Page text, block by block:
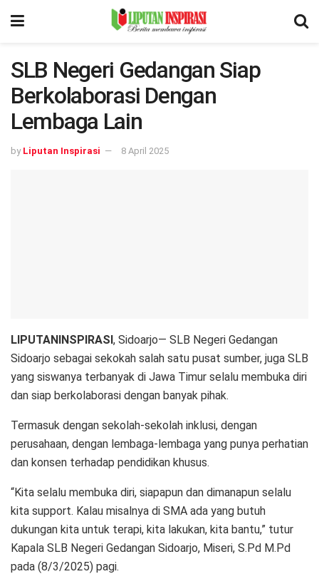
SLB Negeri Gedangan Siap
Berkolaborasi Dengan
Lembaga Lain
by Liputan Inspirasi 8 April 2025
LIPUTANINSPIRASI, Sidoarjo— SLB Negeri Gedangan
Sidoarjo sebagai sekokah salah satu pusat sumber, juga SLB
yang siswanya terbanyak di Jawa Timur selalu membuka diri
dan siap berkolaborasi dengan banyak pihak.
Termasuk dengan sekolah-sekolah inklusi, dengan
perusahaan, dengan lembaga-lembaga yang punya perhatian
dan konsen terhadap pendidikan khusus.
“Kita selalu membuka diri, siapapun dan dimanapun selalu
kita support. Kalau misalnya di SMA ada yang butuh
dukungan kita untuk terapi, kita lakukan, kita bantu,” tutur
Kapala SLB Negeri Gedangan Sidoarjo, Miseri, S.Pd M.Pd
pada (8/3/2025) pagi.